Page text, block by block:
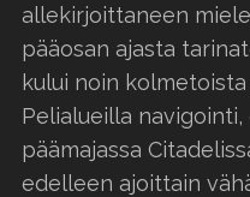
allekirjoittaneen
pääosan ajasta
kului noin
Pelialueilla
päämajassa
edelleen ajoittain